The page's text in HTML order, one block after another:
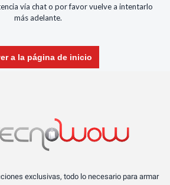
vía chat o por favor vuelve a intentarlo
más adelante.
a la página de inicio
exclusivas, todo lo necesario para armar